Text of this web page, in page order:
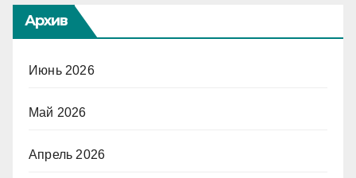
Архив
Июнь 2026
Май 2026
Апрель 2026